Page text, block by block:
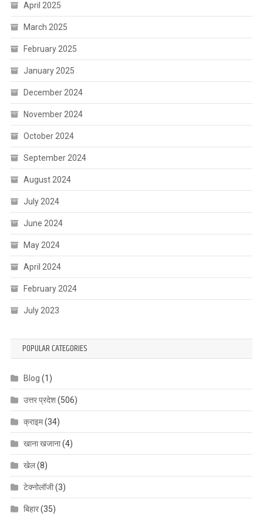
April 2025
March 2025
February 2025
January 2025
December 2024
November 2024
October 2024
September 2024
August 2024
July 2024
June 2024
May 2024
April 2024
February 2024
July 2023
POPULAR CATEGORIES
Blog (1)
उत्तर प्रदेश(506)
क्राइम(34)
खाना खजाना(4)
खेल(8)
टेक्नोलॉजी(3)
बिहार(35)